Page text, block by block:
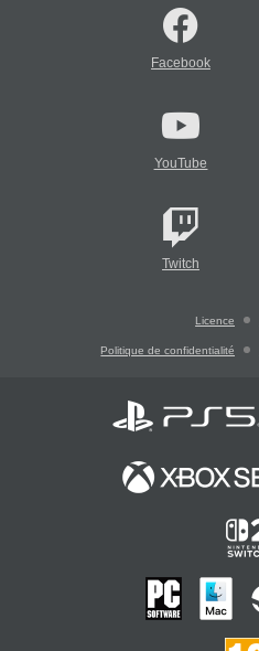
Facebook
YouTube
Twitch
Licence
Politique de confidentialité